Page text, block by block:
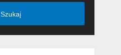
Szukaj